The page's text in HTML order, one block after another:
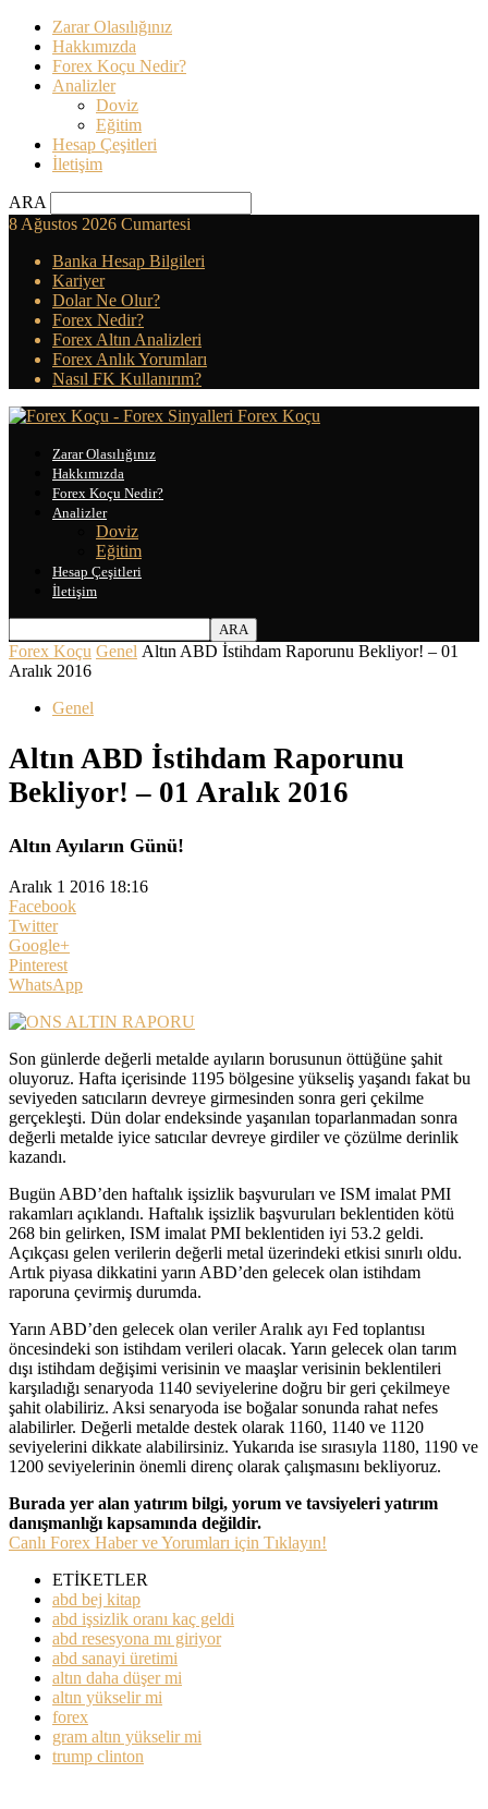
Zarar Olasılığınız
Hakkımızda
Forex Koçu Nedir?
Analizler
Doviz
Eğitim
Hesap Çeşitleri
İletişim
ARA
8 Ağustos 2026 Cumartesi
Banka Hesap Bilgileri
Kariyer
Dolar Ne Olur?
Forex Nedir?
Forex Altın Analizleri
Forex Anlık Yorumları
Nasıl FK Kullanırım?
Forex Koçu
Zarar Olasılığınız
Hakkımızda
Forex Koçu Nedir?
Analizler
Doviz
Eğitim
Hesap Çeşitleri
İletişim
Forex Koçu Genel Altın ABD İstihdam Raporunu Bekliyor! – 01
Aralık 2016
Genel
Altın ABD İstihdam Raporunu
Bekliyor! – 01 Aralık 2016
Altın Ayıların Günü!
Aralık 1 2016 18:16
Facebook
Twitter
Google+
Pinterest
WhatsApp
Son günlerde değerli metalde ayıların borusunun öttüğüne şahit
oluyoruz. Hafta içerisinde 1195 bölgesine yükseliş yaşandı fakat bu
seviyeden satıcıların devreye girmesinden sonra geri çekilme
gerçekleşti. Dün dolar endeksinde yaşanılan toparlanmadan sonra
değerli metalde iyice satıcılar devreye girdiler ve çözülme derinlik
kazandı.
Bugün ABD’den haftalık işsizlik başvuruları ve ISM imalat PMI
rakamları açıklandı. Haftalık işsizlik başvuruları beklentiden kötü
268 bin gelirken, ISM imalat PMI beklentiden iyi 53.2 geldi.
Açıkçası gelen verilerin değerli metal üzerindeki etkisi sınırlı oldu.
Artık piyasa dikkatini yarın ABD’den gelecek olan istihdam
raporuna çevirmiş durumda.
Yarın ABD’den gelecek olan veriler Aralık ayı Fed toplantısı
öncesindeki son istihdam verileri olacak. Yarın gelecek olan tarım
dışı istihdam değişimi verisinin ve maaşlar verisinin beklentileri
karşıladığı senaryoda 1140 seviyelerine doğru bir geri çekilmeye
şahit olabiliriz. Aksi senaryoda ise boğalar sonunda rahat nefes
alabilirler. Değerli metalde destek olarak 1160, 1140 ve 1120
seviyelerini dikkate alabilirsiniz. Yukarıda ise sırasıyla 1180, 1190 ve
1200 seviyelerinin önemli direnç olarak çalışmasını bekliyoruz.
Burada yer alan yatırım bilgi, yorum ve tavsiyeleri yatırım
danışmanlığı kapsamında değildir.
Canlı Forex Haber ve Yorumları için Tıklayın!
ETİKETLER
abd bej kitap
abd işsizlik oranı kaç geldi
abd resesyona mı giriyor
abd sanayi üretimi
altın daha düşer mi
altın yükselir mi
forex
gram altın yükselir mi
trump clinton